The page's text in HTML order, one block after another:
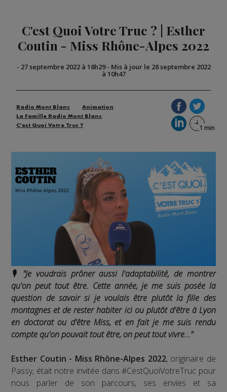
C'est Quoi Votre Truc ? | Esther
Coutin - Miss Rhône-Alpes 2022
- 27 septembre 2022 à 18h29- Mis à jour le 28 septembre 2022
à 10h47
Radio Mont Blanc
Animation
La Famille Radio Mont Blanc
C'est Quoi Votre Truc ?
🎙️ "Je voudrais prôner aussi l'adaptabilité, de montrer
qu'on peut tout être. Cette année, je me suis posée la
question de savoir si je voulais être plutôt la fille des
montagnes et de rester habiter ici ou plutôt d'être à Lyon
en doctorat ou d'être Miss, et en fait je me suis rendu
compte qu'on pouvait tout être, on peut tout vivre..."
Esther Coutin - Miss Rhône-Alpes 2022, originaire de
Passy, était notre invitée dans #CestQuoiVotreTruc pour
nous parler de son parcours, ses envies et sa